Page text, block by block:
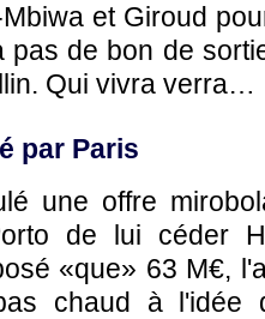
et Giroud
pas de bon de
Qui vivra verra…
par Paris
une offre
de lui céder
«que» 63 M€,
chaud à l'idée